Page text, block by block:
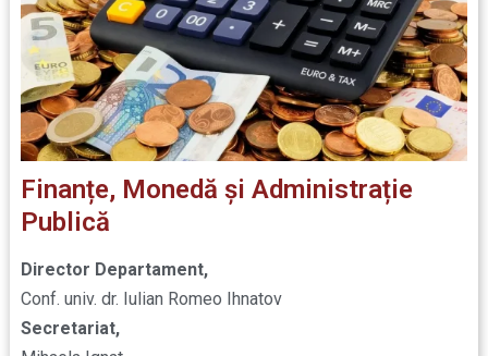
Finanțe, Monedă și Administrație
Publică
Director Departament,
Conf. univ. dr. Iulian Romeo Ihnatov
Secretariat,